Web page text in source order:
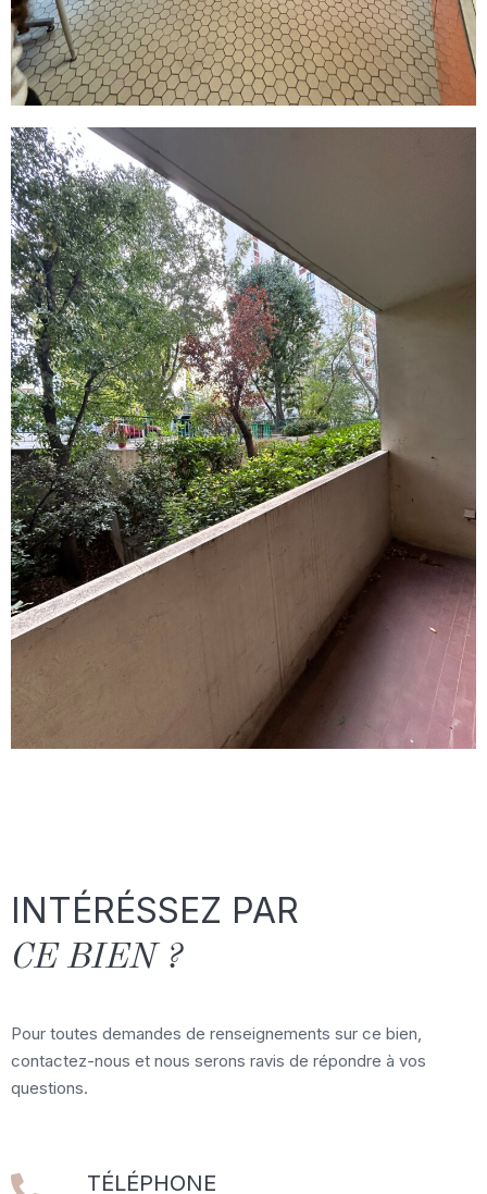
INTÉRÉSSEZ PAR
CE BIEN ?
Pour toutes demandes de renseignements sur ce bien,
contactez-nous et nous serons ravis de répondre à vos
questions.
TÉLÉPHONE